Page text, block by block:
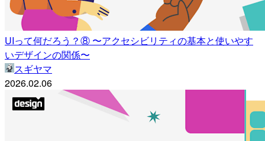
UIって何だろう？⑧ 〜アクセシビリティの基本と使いやす
いデザインの関係〜
スギヤマ
2026.02.06